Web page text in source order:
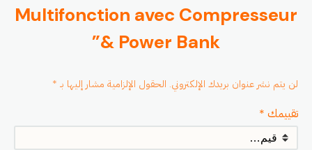
Multifonction avec Compresseur
& Power Bank”
لن يتم نشر عنوان بريدك الإلكتروني. الحقول الإلزامية مشار إليها بـ *
تقييمك *